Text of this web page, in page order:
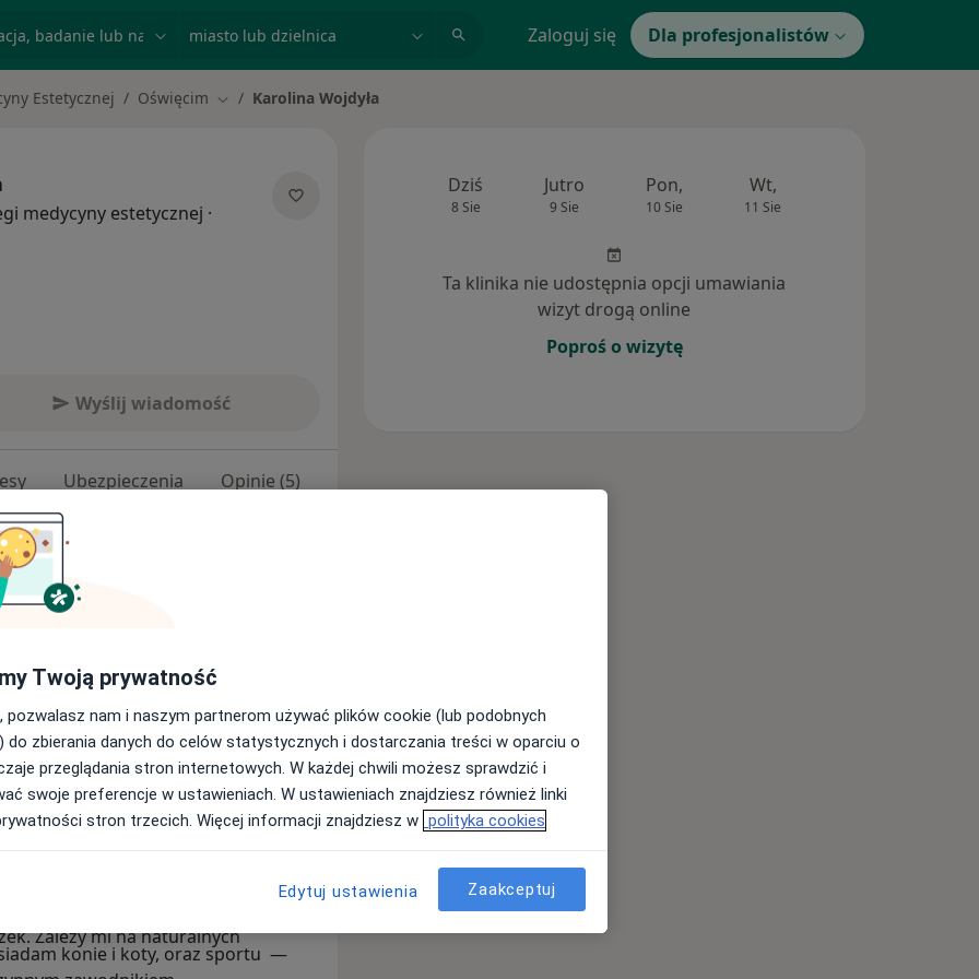
Zaloguj się Dla profesjonalistów
Estetycznej Oświęcim Zmień miasto
Karolina Wojdyła
medycyny estetycznej ·
Wyślij wiadomość
Ubezpieczenia Opinie (5)
Jagiellońskiego na
medycyny estetycznej na
dyplom z wynikiem bardzo dobrym.
ratunkowej oraz od kilku lat
do pacjenta, łącząc nowoczesne
anti-aging. Szczególną uwagę
także wpływ stylu życia i diety
wszystkim na odżywieniu skóry,
oraz profilaktyce starzenia się,
Zależy mi na naturalnych
konie i koty, oraz sportu —
Dziś
8 Sie
Jutro
9 Sie
Pon,
10 Sie
Wt,
11 Sie
Ta klinika nie udostępnia opcji umawiania
wizyt drogą online
Poproś o wizytę
Twoją prywatność
pozwalasz nam i naszym partnerom używać plików cookie (lub podobnych
do zbierania danych do celów statystycznych i dostarczania treści w oparciu o
przeglądania stron internetowych. W każdej chwili możesz sprawdzić i
swoje preferencje w ustawieniach. W ustawieniach znajdziesz również linki
stron trzecich. Więcej informacji znajdziesz w polityka cookies
Edytuj ustawienia Zaakceptuj